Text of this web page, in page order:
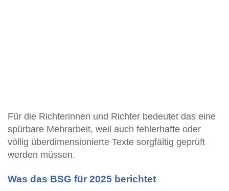
Für die Richterinnen und Richter bedeutet das eine
spürbare Mehrarbeit, weil auch fehlerhafte oder
völlig überdimensionierte Texte sorgfältig geprüft
werden müssen.
Was das BSG für 2025 berichtet